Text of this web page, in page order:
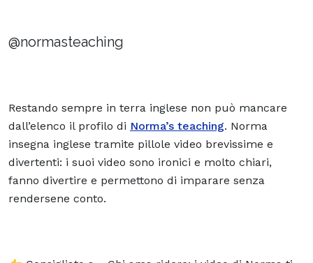
@normasteaching
Restando sempre in terra inglese non può mancare
dall’elenco il profilo di Norma’s teaching. Norma
insegna inglese tramite pillole video brevissime e
divertenti: i suoi video sono ironici e molto chiari,
fanno divertire e permettono di imparare senza
rendersene conto.